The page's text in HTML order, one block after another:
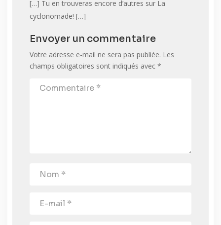
[…] Tu en trouveras encore d’autres sur La
cyclonomade! […]
Envoyer un commentaire
Votre adresse e-mail ne sera pas publiée. Les
champs obligatoires sont indiqués avec *